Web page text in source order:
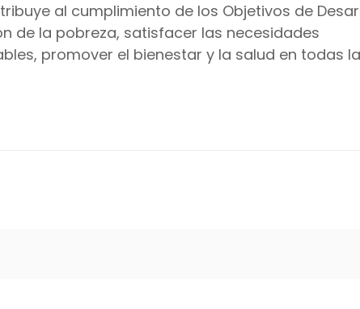
al cumplimiento de los Objetivos de
de la pobreza, satisfacer las necesidades
promover el bienestar y la salud en todas